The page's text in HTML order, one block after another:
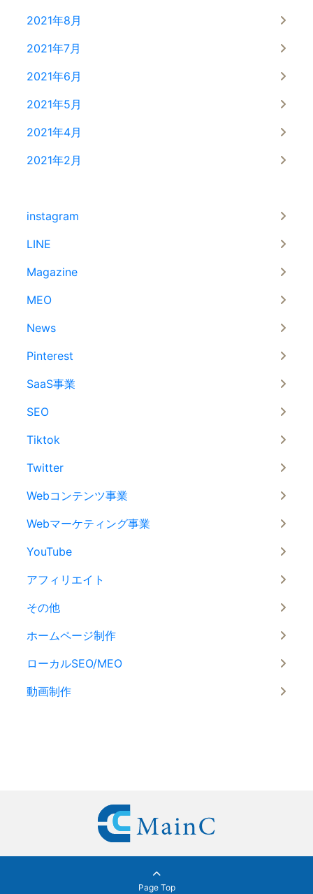
2021年8月
2021年7月
2021年6月
2021年5月
2021年4月
2021年2月
instagram
LINE
Magazine
MEO
News
Pinterest
SaaS事業
SEO
Tiktok
Twitter
Webコンテンツ事業
Webマーケティング事業
YouTube
アフィリエイト
その他
ホームページ制作
ローカルSEO/MEO
動画制作
Page Top